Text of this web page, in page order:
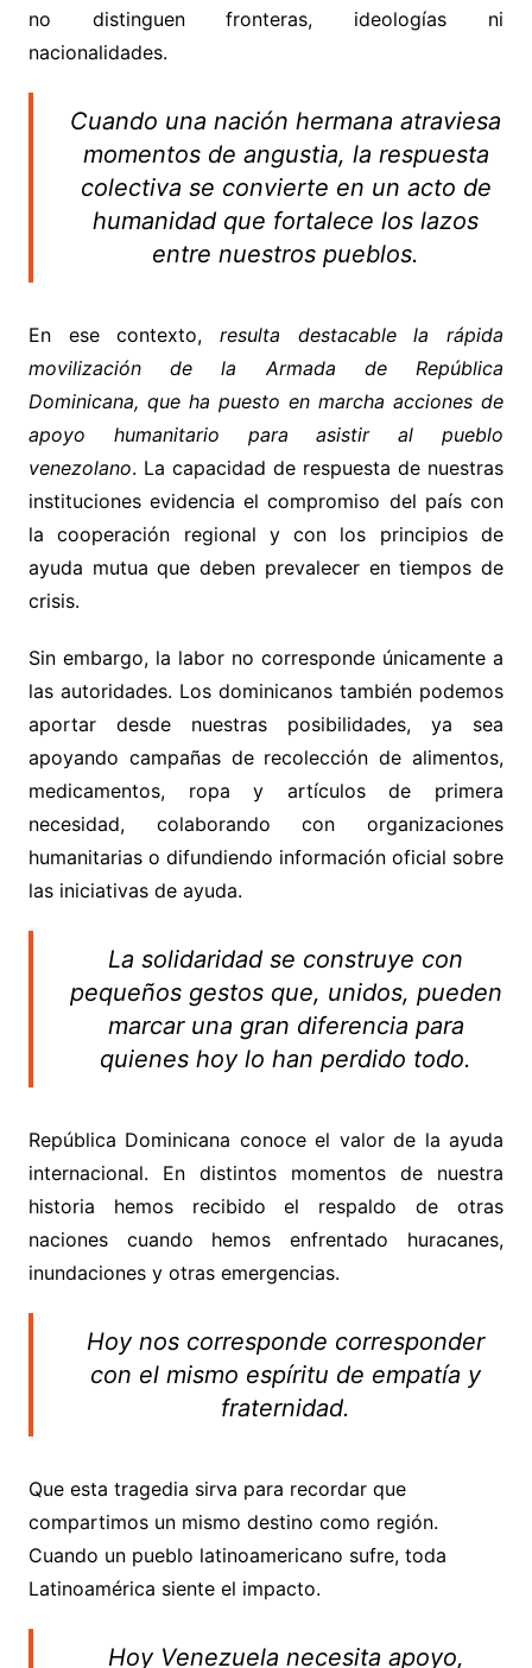
no distinguen fronteras, ideologías ni
nacionalidades.
Cuando una nación hermana atraviesa
momentos de angustia, la respuesta
colectiva se convierte en un acto de
humanidad que fortalece los lazos
entre nuestros pueblos.
En ese contexto, resulta destacable la rápida
movilización de la Armada de República
Dominicana, que ha puesto en marcha acciones de
apoyo humanitario para asistir al pueblo
venezolano. La capacidad de respuesta de nuestras
instituciones evidencia el compromiso del país con
la cooperación regional y con los principios de
ayuda mutua que deben prevalecer en tiempos de
crisis.
Sin embargo, la labor no corresponde únicamente a
las autoridades. Los dominicanos también podemos
aportar desde nuestras posibilidades, ya sea
apoyando campañas de recolección de alimentos,
medicamentos, ropa y artículos de primera
necesidad, colaborando con organizaciones
humanitarias o difundiendo información oficial sobre
las iniciativas de ayuda.
La solidaridad se construye con
pequeños gestos que, unidos, pueden
marcar una gran diferencia para
quienes hoy lo han perdido todo.
República Dominicana conoce el valor de la ayuda
internacional. En distintos momentos de nuestra
historia hemos recibido el respaldo de otras
naciones cuando hemos enfrentado huracanes,
inundaciones y otras emergencias.
Hoy nos corresponde corresponder
con el mismo espíritu de empatía y
fraternidad.
Que esta tragedia sirva para recordar que
compartimos un mismo destino como región.
Cuando un pueblo latinoamericano sufre, toda
Latinoamérica siente el impacto.
Hoy Venezuela necesita apoyo,